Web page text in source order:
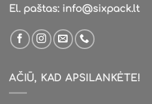
El. paštas: info@sixpack.lt
AČIŪ, KAD APSILANKĖTE!